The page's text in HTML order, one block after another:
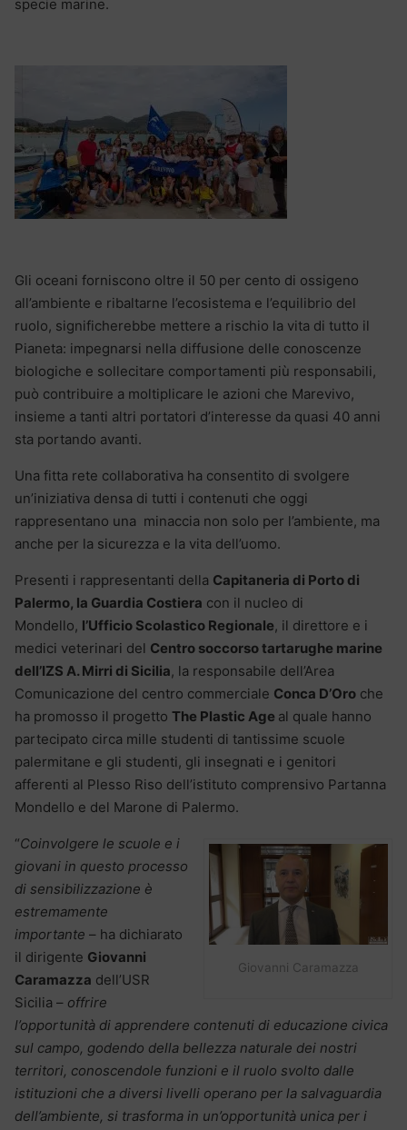
specie marine.
Gli oceani forniscono oltre il 50 per cento di ossigeno
all’ambiente e ribaltarne l’ecosistema e l’equilibrio del
ruolo, significherebbe mettere a rischio la vita di tutto il
Pianeta: impegnarsi nella diffusione delle conoscenze
biologiche e sollecitare comportamenti più responsabili,
può contribuire a moltiplicare le azioni che Marevivo,
insieme a tanti altri portatori d’interesse da quasi 40 anni
sta portando avanti.
Una fitta rete collaborativa ha consentito di svolgere
un’iniziativa densa di tutti i contenuti che oggi
rappresentano una minaccia non solo per l’ambiente, ma
anche per la sicurezza e la vita dell’uomo.
Presenti i rappresentanti della Capitaneria di Porto di
Palermo, la Guardia Costiera con il nucleo di
Mondello, l’Ufficio Scolastico Regionale, il direttore e i
medici veterinari del Centro soccorso tartarughe marine
dell’IZS A. Mirri di Sicilia, la responsabile dell’Area
Comunicazione del centro commerciale Conca D’Oro che
ha promosso il progetto The Plastic Age al quale hanno
partecipato circa mille studenti di tantissime scuole
palermitane e gli studenti, gli insegnati e i genitori
afferenti al Plesso Riso dell’istituto comprensivo Partanna
Mondello e del Marone di Palermo.
Giovanni Caramazza
“Coinvolgere le scuole e i
giovani in questo processo
di sensibilizzazione è
estremamente
importante – ha dichiarato
il dirigente Giovanni
Caramazza dell’USR
Sicilia – offrire
l’opportunità di apprendere contenuti di educazione civica
sul campo, godendo della bellezza naturale dei nostri
territori, conoscendole funzioni e il ruolo svolto dalle
istituzioni che a diversi livelli operano per la salvaguardia
dell’ambiente, si trasforma in un’opportunità unica per i